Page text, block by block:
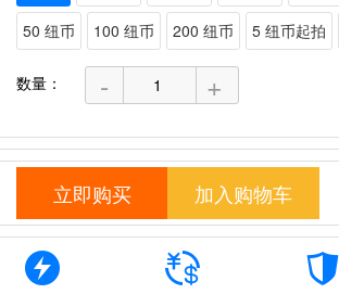
50 纽币
100 纽币 200 纽币 5 纽币起拍
数量： - +
立即购买 加入购物车